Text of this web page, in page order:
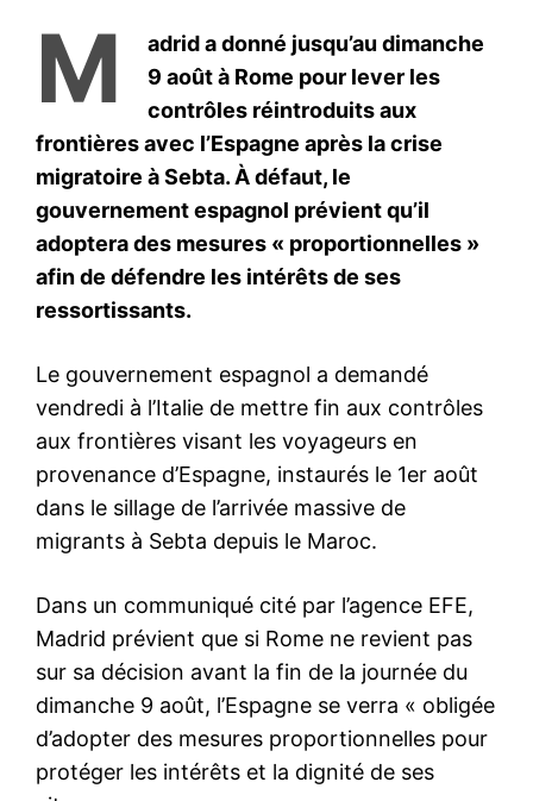
le1.ma
l'intelligence de
l'information
S'ABONNER MAINTENANT
Insight Publications
À propos
Nous contacter